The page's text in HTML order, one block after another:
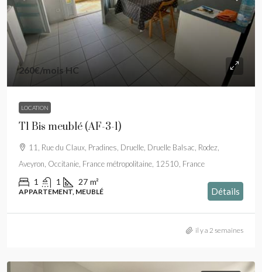
260€/mois HC
LOCATION
T1 Bis meublé (AF-3-1)
11, Rue du Claux, Pradines, Druelle, Druelle Balsac, Rodez,
Aveyron, Occitanie, France métropolitaine, 12510, France
1 1 27 m²
APPARTEMENT, MEUBLÉ Détails
il y a 2 semaines